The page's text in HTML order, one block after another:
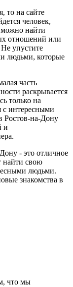
то на сайте
человек,
можно найти
отношений или
упустите
людьми, которые
часть
раскрывается
только на
с интересными
Ростов-на-Дону
и
- это отличное
найти свою
людьми.
знакомства в
что мы